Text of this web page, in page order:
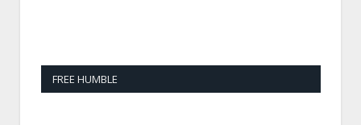
FREE HUMBLE